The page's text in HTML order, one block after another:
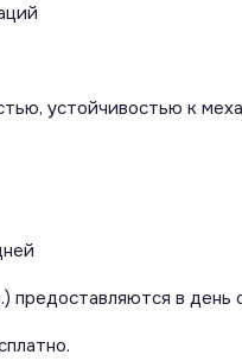
устойчивостью к
предоставляются в день